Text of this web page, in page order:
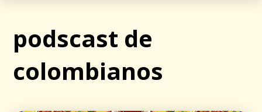
podscast de
colombianos